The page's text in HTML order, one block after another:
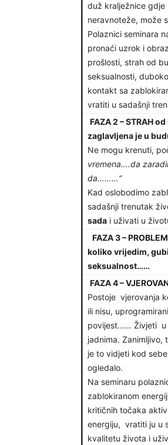
duž kralježnice gdje
neravnoteže, može
Polaznici seminara
pronaći uzrok i
prošlosti, strah od
seksualnosti,
kontakt sa
vratiti u sadašnji
FAZA 2 – STRAH
zaglavljena je u
Ne mogu krenuti,
vremena….da
da………“
Kad oslobodimo
sadašnji trenutak
sada i uživati u
FAZA 3 –
koliko vrijedim,
seksualnost……
FAZA 4 –
Postoje vjerovanja
ili nisu,
povijest…… Živjeti u
jadnima. Zanimljivo,
je to vidjeti kod
ogledalo.
Na seminaru
zablokiranom
kritičnih točaka
energiju, vratiti ju u
kvalitetu života i